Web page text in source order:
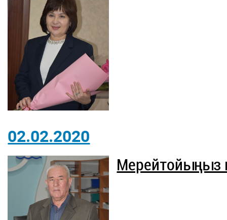
02.02.2020
Мерейтойыңыз